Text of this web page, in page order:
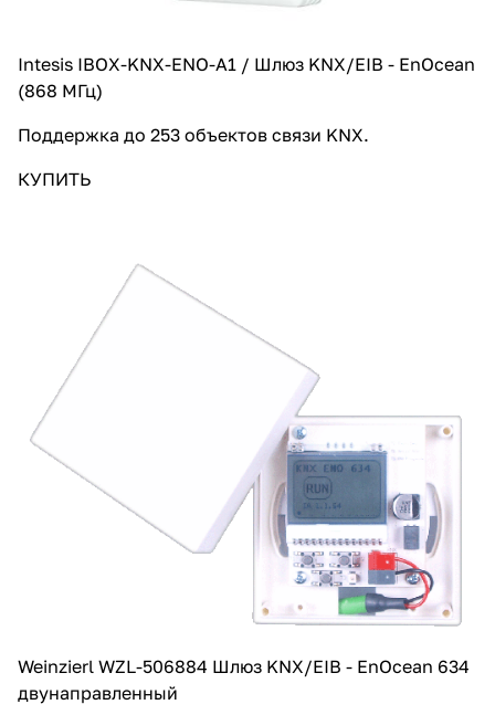
Intesis IBOX-KNX-ENO-A1 / Шлюз KNX/EIB - EnOcean
(868 МГц)
Поддержка до 253 объектов связи KNX.
КУПИТЬ
Weinzierl WZL-506884 Шлюз KNX/EIB - EnOcean 634
двунаправленный